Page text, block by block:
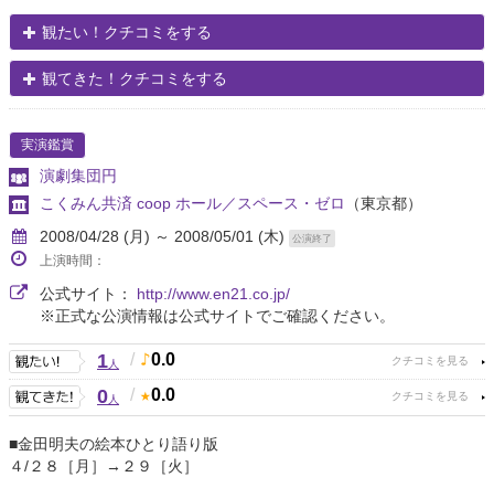
観たい！クチコミをする
観てきた！クチコミをする
実演鑑賞
演劇集団円
こくみん共済 coop ホール／スペース・ゼロ
（東京都）
2008/04/28 (月) ～ 2008/05/01 (木)
公演終了
上演時間：
公式サイト： http://www.en21.co.jp/
※正式な公演情報は公式サイトでご確認ください。
1人 / 0.0
0人 / 0.0
■金田明夫の絵本ひとり語り版
４/２８［月］→２９［火］